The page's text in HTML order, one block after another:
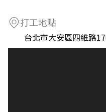
打工地點
台北市大安區四維路